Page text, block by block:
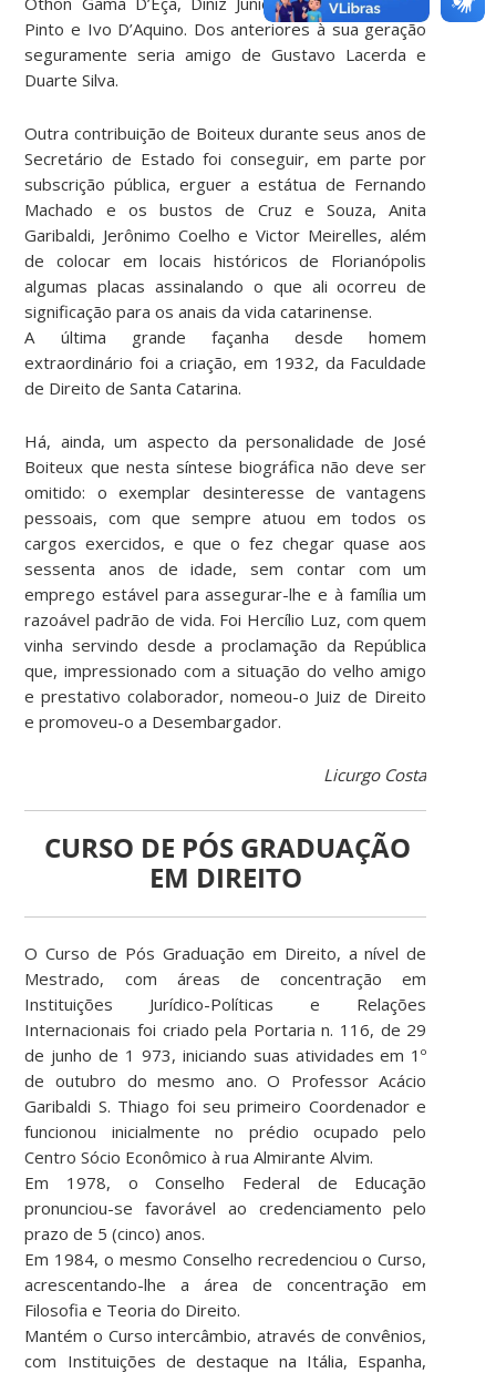
Pinto e Ivo D’Aquino. Dos anteriores à sua geração
seguramente seria amigo de Gustavo Lacerda e
Duarte Silva.
Outra contribuição de Boiteux durante seus anos de
Secretário de Estado foi conseguir, em parte por
subscrição pública, erguer a estátua de Fernando
Machado e os bustos de Cruz e Souza, Anita
Garibaldi, Jerônimo Coelho e Victor Meirelles, além
de colocar em locais históricos de Florianópolis
algumas placas assinalando o que ali ocorreu de
significação para os anais da vida catarinense.
A última grande façanha desde homem
extraordinário foi a criação, em 1932, da Faculdade
de Direito de Santa Catarina.
Há, ainda, um aspecto da personalidade de José
Boiteux que nesta síntese biográfica não deve ser
omitido: o exemplar desinteresse de vantagens
pessoais, com que sempre atuou em todos os
cargos exercidos, e que o fez chegar quase aos
sessenta anos de idade, sem contar com um
emprego estável para assegurar-lhe e à família um
razoável padrão de vida. Foi Hercílio Luz, com quem
vinha servindo desde a proclamação da República
que, impressionado com a situação do velho amigo
e prestativo colaborador, nomeou-o Juiz de Direito
e promoveu-o a Desembargador.
Licurgo Costa
CURSO DE PÓS GRADUAÇÃO
EM DIREITO
O Curso de Pós Graduação em Direito, a nível de
Mestrado, com áreas de concentração em
Instituições Jurídico-Políticas e Relações
Internacionais foi criado pela Portaria n. 116, de 29
de junho de 1 973, iniciando suas atividades em 1º
de outubro do mesmo ano. O Professor Acácio
Garibaldi S. Thiago foi seu primeiro Coordenador e
funcionou inicialmente no prédio ocupado pelo
Centro Sócio Econômico à rua Almirante Alvim.
Em 1978, o Conselho Federal de Educação
pronunciou-se favorável ao credenciamento pelo
prazo de 5 (cinco) anos.
Em 1984, o mesmo Conselho recredenciou o Curso,
acrescentando-lhe a área de concentração em
Filosofia e Teoria do Direito.
Mantém o Curso intercâmbio, através de convênios,
com Instituições de destaque na Itália, Espanha,